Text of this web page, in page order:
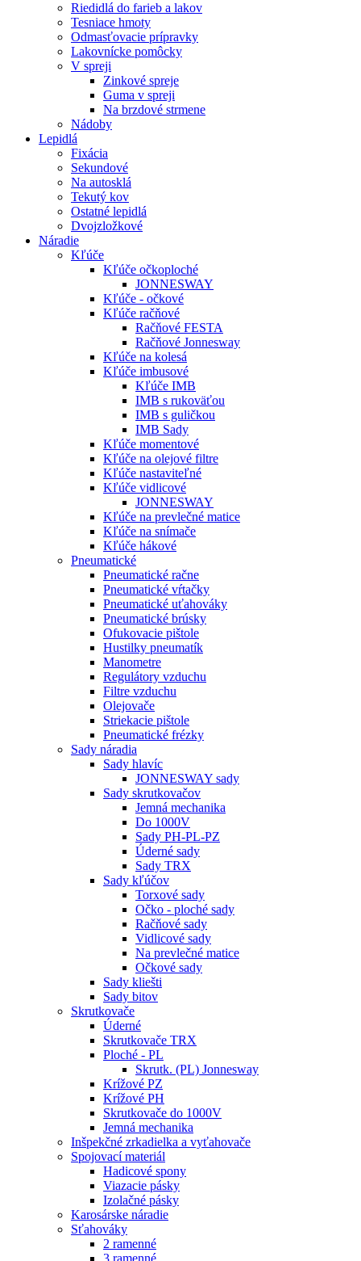
Riedidlá do farieb a lakov
Tesniace hmoty
Odmasťovacie prípravky
Lakovnícke pomôcky
V spreji
Zinkové spreje
Guma v spreji
Na brzdové strmene
Nádoby
Lepidlá
Fixácia
Sekundové
Na autosklá
Tekutý kov
Ostatné lepidlá
Dvojzložkové
Náradie
Kľúče
Kľúče očkoploché
JONNESWAY
Kľúče - očkové
Kľúče račňové
Račňové FESTA
Račňové Jonnesway
Kľúče na kolesá
Kľúče imbusové
Kľúče IMB
IMB s rukoväťou
IMB s guličkou
IMB Sady
Kľúče momentové
Kľúče na olejové filtre
Kľúče nastaviteľné
Kľúče vidlicové
JONNESWAY
Kľúče na prevlečné matice
Kľúče na snímače
Kľúče hákové
Pneumatické
Pneumatické račne
Pneumatické vŕtačky
Pneumatické uťahováky
Pneumatické brúsky
Ofukovacie pištole
Hustilky pneumatík
Manometre
Regulátory vzduchu
Filtre vzduchu
Olejovače
Striekacie pištole
Pneumatické frézky
Sady náradia
Sady hlavíc
JONNESWAY sady
Sady skrutkovačov
Jemná mechanika
Do 1000V
Sady PH-PL-PZ
Úderné sady
Sady TRX
Sady kľúčov
Torxové sady
Očko - ploché sady
Račňové sady
Vidlicové sady
Na prevlečné matice
Očkové sady
Sady kliešti
Sady bitov
Skrutkovače
Úderné
Skrutkovače TRX
Ploché - PL
Skrutk. (PL) Jonnesway
Krížové PZ
Krížové PH
Skrutkovače do 1000V
Jemná mechanika
Inšpekčné zrkadielka a vyťahovače
Spojovací materiál
Hadicové spony
Viazacie pásky
Izolačné pásky
Karosárske náradie
Sťahováky
2 ramenné